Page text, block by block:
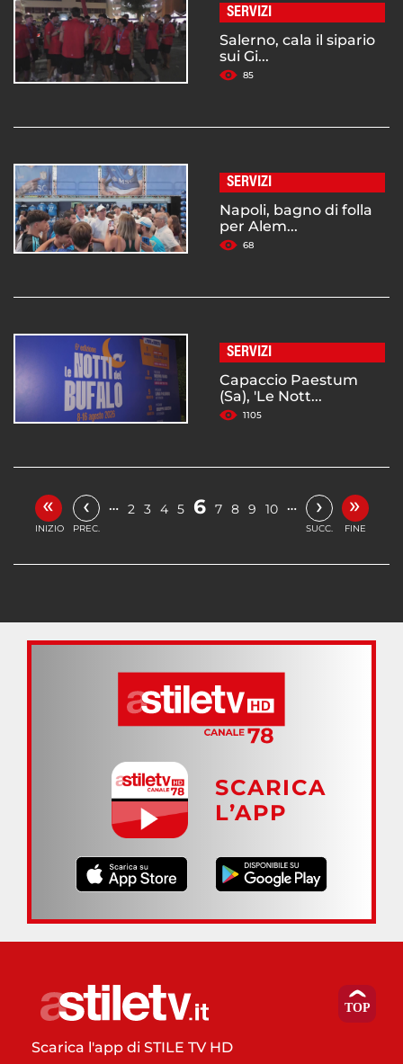
SERVIZI
Salerno, cala il sipario
sui Gi...
85
SERVIZI
Napoli, bagno di folla
per Alem...
68
SERVIZI
Capaccio Paestum
(Sa), 'Le Nott...
1105
«
INIZIO
‹
PREC.
… 2 3 4 5 6 7 8 9 10 … ›
SUCC.
»
FINE
SCARICA
L’APP
Scarica l'app di STILE TV HD